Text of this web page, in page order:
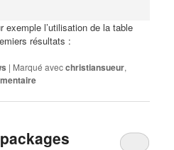
exemple l’utilisation de la table
résultats :
| Marqué avecchristiansueur,